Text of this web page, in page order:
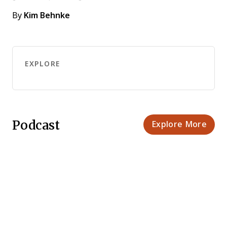
By Kim Behnke
EXPLORE
Podcast Explore More